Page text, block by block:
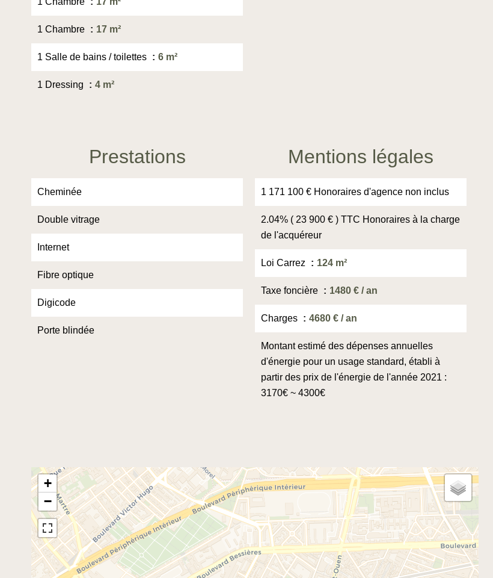
1 Chambre 17 m²
1 Salle de bains / toilettes 6 m²
1 Dressing 4 m²
Prestations
Cheminée
Double vitrage
Internet
Fibre optique
Digicode
Porte blindée
Mentions légales
1 171 100 € Honoraires d'agence non inclus
2.04% ( 23 900 € ) TTC Honoraires à la charge
de l'acquéreur
Loi Carrez 124 m²
Taxe foncière 1480 € / an
Charges 4680 € / an
Montant estimé des dépenses annuelles
d'énergie pour un usage standard, établi à
partir des prix de l'énergie de l'année 2021 :
3170€ ~ 4300€
+
−